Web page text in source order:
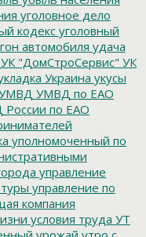
уголовное дело
кодекс уголовный
автомобиля удача
УК "ДомСтроСервис" УК
Украина укусы
УМВД по ЕАО
по ЕАО
уполномоченный по
управление
управление по
компания
условия труда УТ